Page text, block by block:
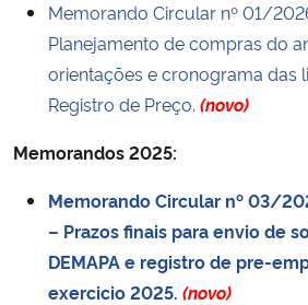
Ministério da Cidadania
Ministério da Saúde
Ministério da Ciência, Tecnologia, Inovações e
Memorando Circular nº 01/
Planejamento de compras do
orientações e cronograma das
Registro de Preço. (novo)
Memorandos 2025:
Memorando Circular nº 03/
– Prazos finais para envio de
DEMAPA e registro de pre-
exercicio 2025. (novo)